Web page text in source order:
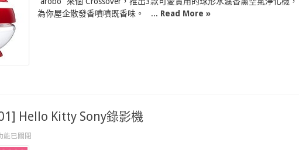
為你屋企散發香噴噴既香味。 ... Read More »
Hello Kitty Sony錄影機
能已關閉